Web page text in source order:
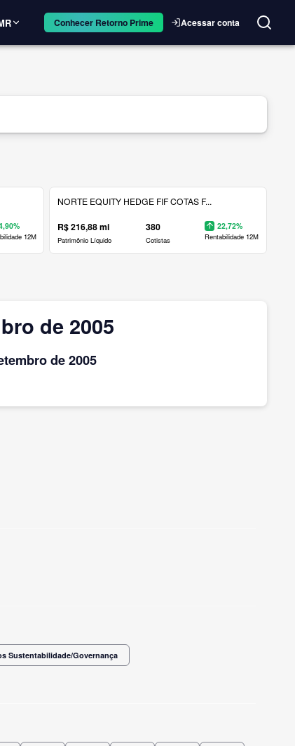
Conhecer Retorno Prime Acessar conta
12M
NORTE EQUITY HEDGE FIF COTAS F...
R$ 216,88 mi
Patrimônio Líquido
380
Cotistas
22,72%
Rentabilidade 12M
de 2005
de 2005
Sustentabilidade/Governança